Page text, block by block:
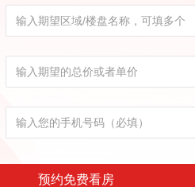
预约免费看房